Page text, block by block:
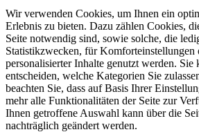
Wir verwenden Cookies, um Ihnen ein
Erlebnis zu bieten. Dazu zählen Cookies,
Seite notwendig sind, sowie solche, die
Statistikzwecken, für Komforteinstellungen
personalisierter Inhalte genutzt werden. Sie
entscheiden, welche Kategorien Sie
beachten Sie, dass auf Basis Ihrer
mehr alle Funktionalitäten der Seite zur
Ihnen getroffene Auswahl kann über die
nachträglich geändert werden.